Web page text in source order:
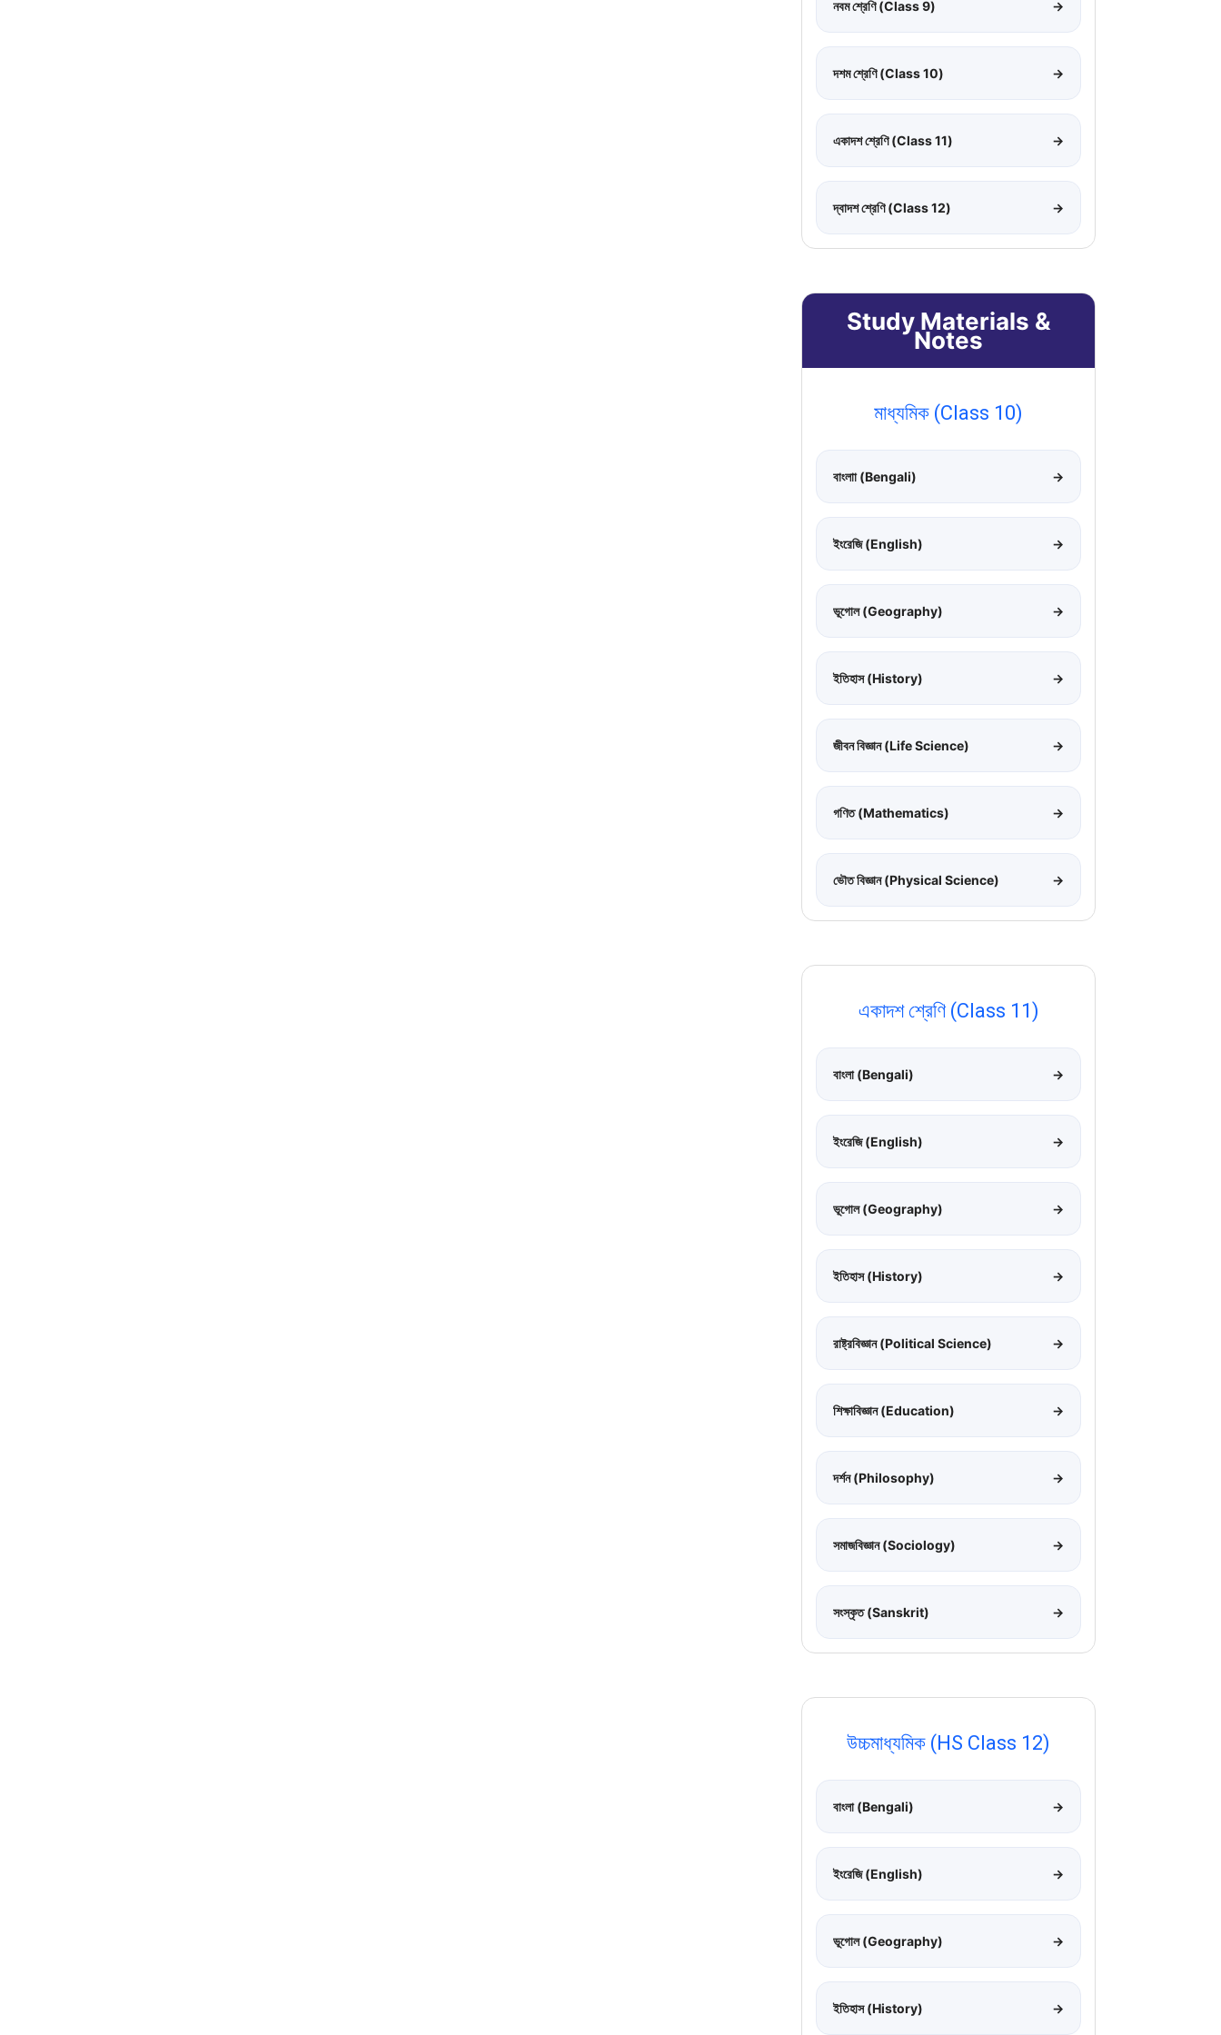
নবম শ্রেণি (Class 9) →
দশম শ্রেণি (Class 10) →
একাদশ শ্রেণি (Class 11) →
দ্বাদশ শ্রেণি (Class 12) →
Study Materials &
Notes
মাধ্যমিক (Class 10)
বাংলাা (Bengali) →
ইংরেজি (English) →
ভূগোল (Geography) →
ইতিহাস (History) →
জীবন বিজ্ঞান (Life Science) →
গণিত (Mathematics) →
ভৌত বিজ্ঞান (Physical Science) →
একাদশ শ্রেণি (Class 11)
বাংলা (Bengali) →
ইংরেজি (English) →
ভূগোল (Geography) →
ইতিহাস (History) →
রাষ্ট্রবিজ্ঞান (Political Science) →
শিক্ষাবিজ্ঞান (Education) →
দর্শন (Philosophy) →
সমাজবিজ্ঞান (Sociology) →
সংস্কৃত (Sanskrit) →
উচ্চমাধ্যমিক (HS Class 12)
বাংলা (Bengali) →
ইংরেজি (English) →
ভূগোল (Geography) →
ইতিহাস (History) →